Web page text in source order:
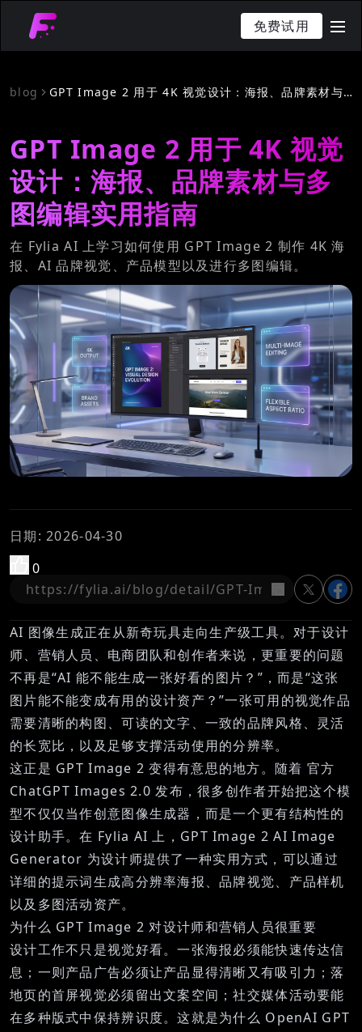
免费试用
blog GPT Image 2 用于 4K 视觉设计：海报、品牌素材与多图编辑实用指南
GPT Image 2 用于 4K 视觉
设计：海报、品牌素材与多
图编辑实用指南
在 Fylia AI 上学习如何使用 GPT Image 2 制作 4K 海
报、AI 品牌视觉、产品模型以及进行多图编辑。
日期:2026-04-30
0
复制
AI 图像生成正在从新奇玩具走向生产级工具。对于设计
师、营销人员、电商团队和创作者来说，更重要的问题
不再是“AI 能不能生成一张好看的图片？”，而是“这张
图片能不能变成有用的设计资产？”一张可用的视觉作品
需要清晰的构图、可读的文字、一致的品牌风格、灵活
的长宽比，以及足够支撑活动使用的分辨率。
这正是 GPT Image 2 变得有意思的地方。随着 官方
ChatGPT Images 2.0 发布 ，很多创作者开始把这个模
型不仅仅当作创意图像生成器，而是一个更有结构性的
设计助手。在 Fylia AI 上， GPT Image 2 AI Image
Generator 为设计师提供了一种实用方式，可以通过
详细的提示词生成高分辨率海报、品牌视觉、产品样机
以及多图活动资产。
为什么 GPT Image 2 对设计师和营销人员很重要
设计工作不只是视觉好看。一张海报必须能快速传达信
息；一则产品广告必须让产品显得清晰又有吸引力；落
地页的首屏视觉必须留出文案空间；社交媒体活动要能
在多种版式中保持辨识度。这就是为什么 OpenAI GPT